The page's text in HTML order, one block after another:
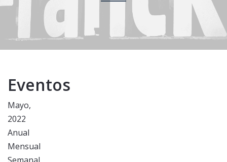
Eventos
Mayo,
2022
Anual
Mensual